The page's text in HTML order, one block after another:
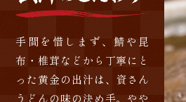
手間を惜しまず、鯖や昆
布・椎茸などから丁寧にと
った黄金の出汁は、資さん
うどんの味の決め手。やや